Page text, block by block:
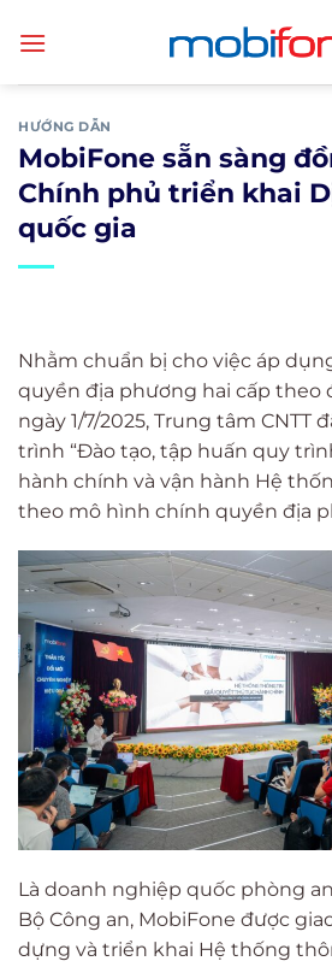
HƯỚNG DẪN
MobiFone sẵn sàng
Chính phủ triển khai
quốc gia
Nhằm chuẩn bị cho việc áp
quyền địa phương hai cấp theo
ngày 1/7/2025, Trung tâm CNTT
trình “Đào tạo, tập huấn quy
hành chính và vận hành Hệ
theo mô hình chính quyền địa
Là doanh nghiệp quốc phòng
Bộ Công an, MobiFone được
dựng và triển khai Hệ thống